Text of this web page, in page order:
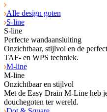
Alle design goten
S-line
S-line
Perfecte wandaansluiting
Onzichtbaar, stijlvol en de
TAF- en WPS tech­niek.
M-line
M-line
Onzichtbaar en stijlvol
Met de Easy Drain M-Line heb
douchegoten ter wereld.